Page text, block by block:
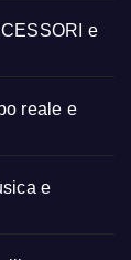
e
reale e
e